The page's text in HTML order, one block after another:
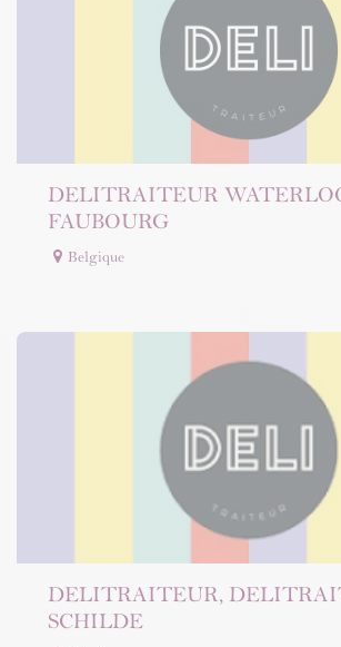
DELITRAITEUR
FAUBOURG
Belgique
DELITRAITEUR,
SCHILDE